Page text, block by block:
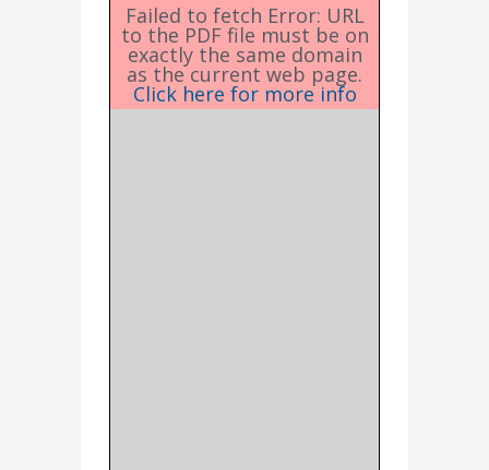
Failed to fetch Error: URL
to the PDF file must be on
exactly the same domain
as the current web page.
Click here for more info